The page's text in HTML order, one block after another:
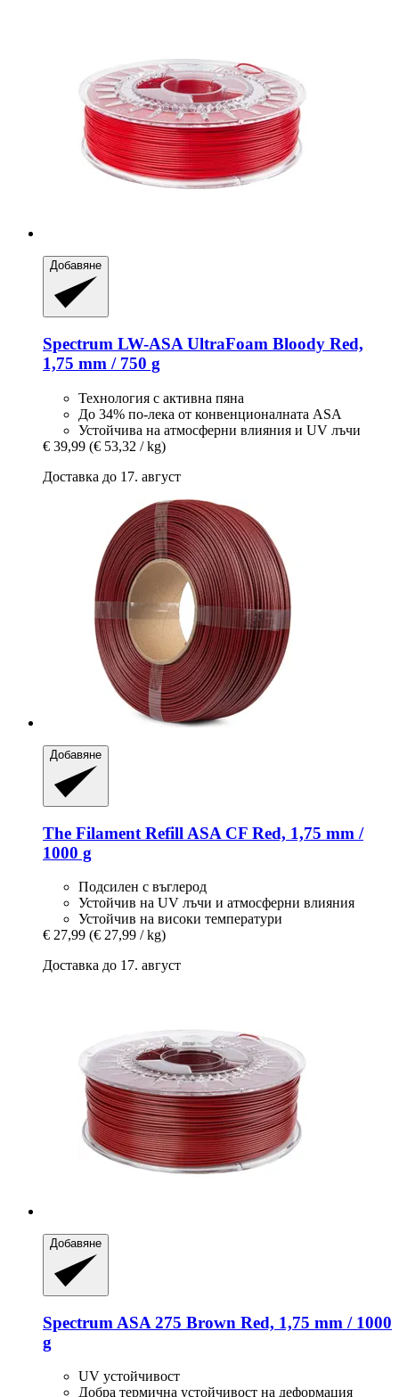
Добавяне
Spectrum LW-​ASA UltraFoam Bloody Red,
1,75 mm / 750 g
Технология с активна пяна
До 34% по-лека от конвенционалната ASA
Устойчива на атмосферни влияния и UV лъчи
€ 39,99 (€ 53,32 / kg)
Доставка до 17. август
Добавяне
The Filament Refill ASA CF Red, 1,75 mm /
1000 g
Подсилен с въглерод
Устойчив на UV лъчи и атмосферни влияния
Устойчив на високи температури
€ 27,99 (€ 27,99 / kg)
Доставка до 17. август
Добавяне
Spectrum ASA 275 Brown Red, 1,75 mm / 1000
g
UV устойчивост
Добра термична устойчивост на деформация